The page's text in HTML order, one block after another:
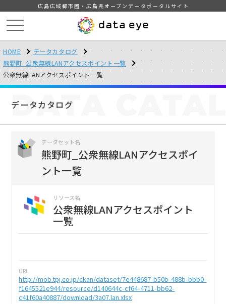
広島広域都市圏・広島県オープンデータポータルサイト
HOME
データカタログ
熊野町_公衆無線LANアクセスポイント一覧
公衆無線LANアクセスポイント一覧
データカタログ
DATA
データセット名
熊野町_公衆無線LANアクセスポイ
ント一覧
リソース名
公衆無線LANアクセスポイント
一覧
URL
http://mob.tpj.co.jp/ckan/dataset/7e448687-b50b-488b-bbb0-
f1645521e944/resource/d140644c-cf64-4711-bb62-
c41f60a40887/download/3a07.lan.xlsx